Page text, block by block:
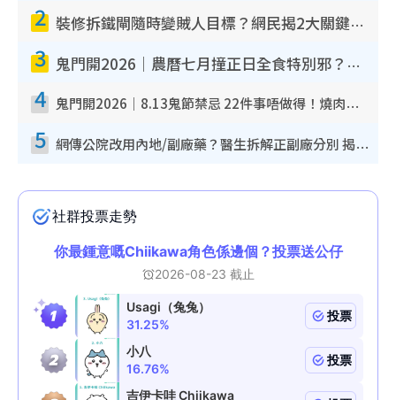
2 裝修拆鐵閘隨時變賊人目標？網民揭2大關鍵用途：裝新式等於白裝？附新舊鐵閘分別
3 鬼門開2026｜農曆七月撞正日全食特別邪？專家警告切忌做一事！揭4大禁忌+2招保平安
4 鬼門開2026｜8.13鬼節禁忌 22件事唔做得！燒肉、刺身要少食？半夜勿吹口哨/打呢個電話
5 網傳公院改用內地/副廠藥？醫生拆解正副廠分別 揭4類人換藥隨時出事